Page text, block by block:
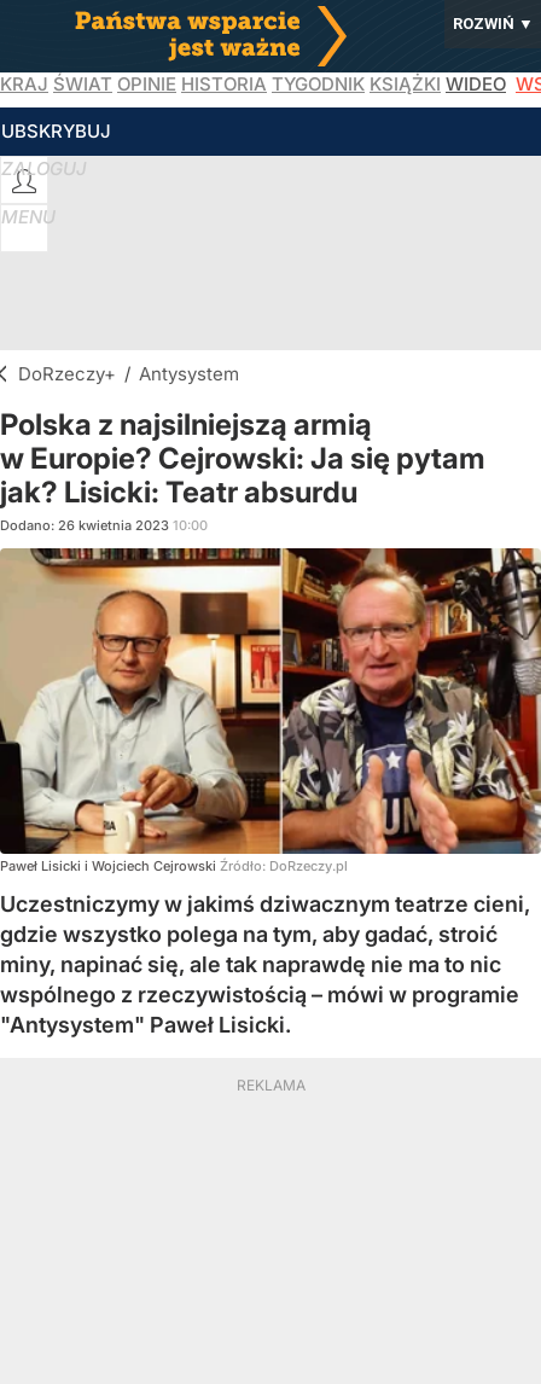
ROZWIŃ ▼
KRAJ ŚWIAT OPINIE HISTORIA TYGODNIK KSIĄŻKI WIDEO
ZALOGUJ
MENU
DoRzeczy+ / Antysystem
Polska z najsilniejszą armią
w Europie? Cejrowski: Ja się pytam
jak? Lisicki: Teatr absurdu
Dodano: 26 kwietnia 2023 10:00
Paweł Lisicki i Wojciech Cejrowski Źródło: DoRzeczy.pl
Uczestniczymy w jakimś dziwacznym teatrze cieni,
gdzie wszystko polega na tym, aby gadać, stroić
miny, napinać się, ale tak naprawdę nie ma to nic
wspólnego z rzeczywistością – mówi w programie
"Antysystem" Paweł Lisicki.